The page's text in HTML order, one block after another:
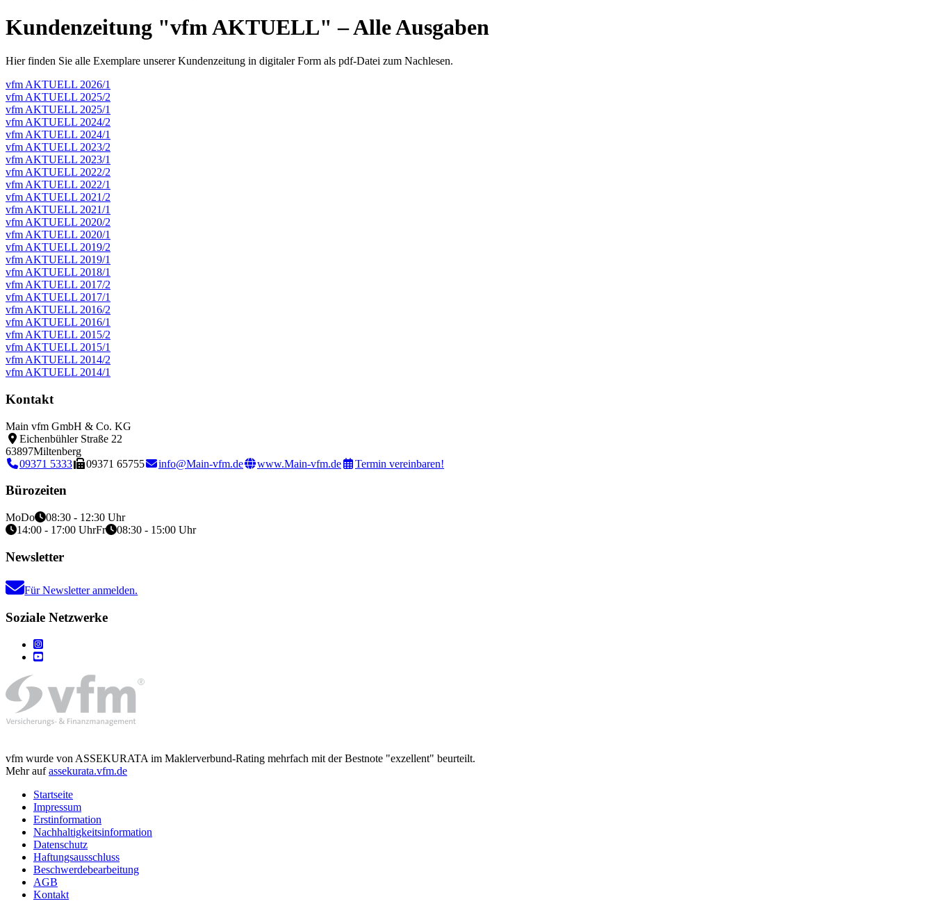
Kundenzeitung "vfm AKTUELL" – Alle Ausgaben
Hier finden Sie alle Exemplare unserer Kundenzeitung in digitaler Form als pdf-Datei zum Nachlesen.
vfm AKTUELL 2026/1
vfm AKTUELL 2025/2
vfm AKTUELL 2025/1
vfm AKTUELL 2024/2
vfm AKTUELL 2024/1
vfm AKTUELL 2023/2
vfm AKTUELL 2023/1
vfm AKTUELL 2022/2
vfm AKTUELL 2022/1
vfm AKTUELL 2021/2
vfm AKTUELL 2021/1
vfm AKTUELL 2020/2
vfm AKTUELL 2020/1
vfm AKTUELL 2019/2
vfm AKTUELL 2019/1
vfm AKTUELL 2018/1
vfm AKTUELL 2017/2
vfm AKTUELL 2017/1
vfm AKTUELL 2016/2
vfm AKTUELL 2016/1
vfm AKTUELL 2015/2
vfm AKTUELL 2015/1
vfm AKTUELL 2014/2
vfm AKTUELL 2014/1
Kontakt
Main vfm GmbH & Co. KG
Eichenbühler Straße 22
63897Miltenberg
09371 5333
09371 65755 info@Main-vfm.de www.Main-vfm.de Termin vereinbaren!
Bürozeiten
MoDo
08:30 - 12:30 Uhr
14:00 - 17:00 UhrFr 08:30 - 15:00 Uhr
Newsletter
Für Newsletter anmelden.
Soziale Netzwerke
vfm wurde von ASSEKURATA im Maklerverbund-Rating mehrfach mit der Bestnote "exzellent" beurteilt.
Mehr aufassekurata.vfm.de
Startseite
Impressum
Erstinformation
Nachhaltigkeitsinformation
Datenschutz
Haftungsausschluss
Beschwerdebearbeitung
AGB
Kontakt